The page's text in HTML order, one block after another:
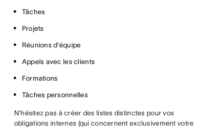
Tâches
Projets
Réunions d'équipe
Appels avec les clients
Formations
Tâches personnelles
N'hésitez pas à créer des listes distinctes pour vos
obligations internes (qui concernent exclusivement votre